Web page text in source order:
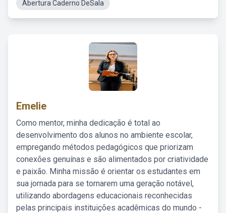
Abertura Caderno DeSala
Emelie
Como mentor, minha dedicação é total ao
desenvolvimento dos alunos no ambiente escolar,
empregando métodos pedagógicos que priorizam
conexões genuínas e são alimentados por criatividade
e paixão. Minha missão é orientar os estudantes em
sua jornada para se tornarem uma geração notável,
utilizando abordagens educacionais reconhecidas
pelas principais instituições acadêmicas do mundo -